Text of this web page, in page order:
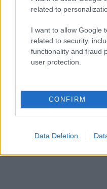
related to
I want to allow Google
related to security,
functionality and fraud
user protection.
CONFIRM
Data Deletion
«Εγώ είμαι η ανάπηρη,
Η Maria Rolls χωρίς φίλτρο